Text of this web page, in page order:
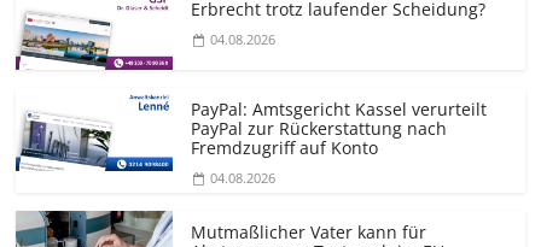
Erbrecht trotz laufender Scheidung?
04.08.2026
PayPal: Amtsgericht Kassel verurteilt
PayPal zur Rückerstattung nach
Fremdzugriff auf Konto
04.08.2026
Mutmaßlicher Vater kann für